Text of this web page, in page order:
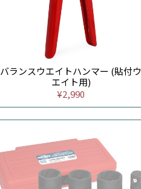
バランスウエイトハンマー (貼付ウ
エイト用)
¥2,990